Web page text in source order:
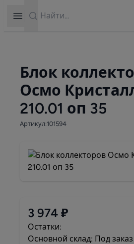
Open sidebar
Блок
Осмо
210.01 оп 35
Артикул:101594
3 974 ₽
Остатки:
Основной склад: Под